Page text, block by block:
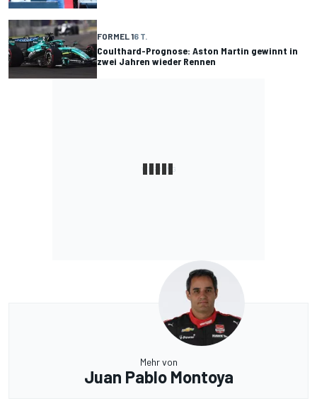
FORMEL 16 T.
Coulthard-Prognose: Aston Martin gewinnt in
zwei Jahren wieder Rennen
Mehr von
Juan Pablo Montoya